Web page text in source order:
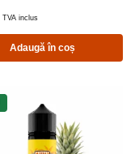
TVA inclus
Adaugă în coș